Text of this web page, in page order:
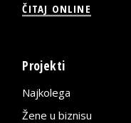
ČITAJ ONLINE
Projekti
Najkolega
Žene u biznisu